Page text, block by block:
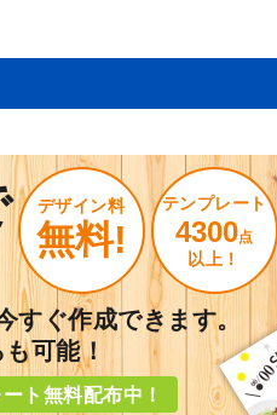
デザイン料
無料!
テンプレート
4300点
以上！
すぐ作成できます。
可能！
ト無料配布中！